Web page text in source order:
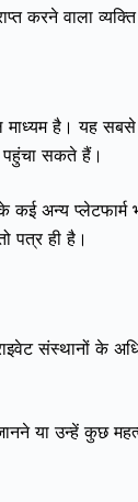
करने वाला
है। यह सबसे
पहुंचा सकते हैं।
अन्य
पत्र ही है।
संस्थानों के
या उन्हें कुछ